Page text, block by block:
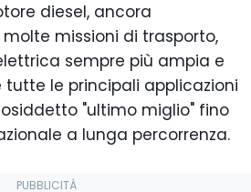
diesel, ancora
missioni di trasporto,
sempre più ampia e
le principali applicazioni
"ultimo miglio" fino
a lunga percorrenza.